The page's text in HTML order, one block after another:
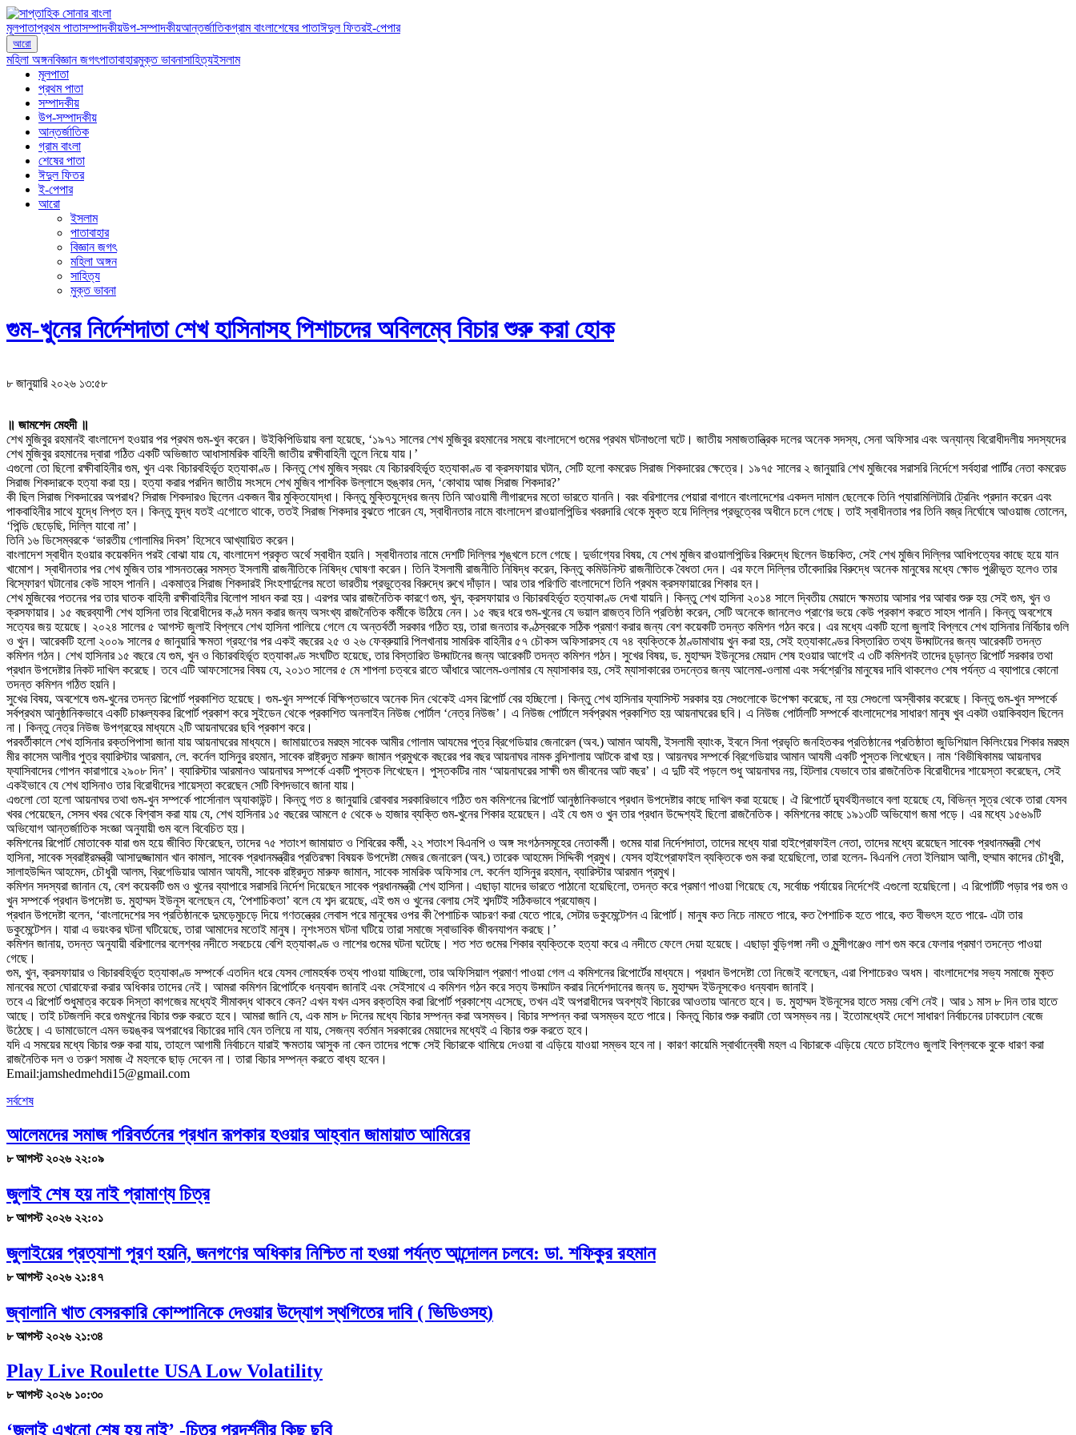
মূলপাতাপ্রথম পাতাসম্পাদকীয়উপ-সম্পাদকীয়আন্তর্জাতিকগ্রাম বাংলাশেষের পাতাঈদুল ফিতরই-পেপার
আরো
মহিলা অঙ্গনবিজ্ঞান জগৎপাতাবাহারমুক্ত ভাবনাসাহিত্যইসলাম
মূলপাতা
প্রথম পাতা
সম্পাদকীয়
উপ-সম্পাদকীয়
আন্তর্জাতিক
গ্রাম বাংলা
শেষের পাতা
ঈদুল ফিতর
ই-পেপার
আরো
ইসলাম
পাতাবাহার
বিজ্ঞান জগৎ
মহিলা অঙ্গন
সাহিত্য
মুক্ত ভাবনা
গুম-খুনের নির্দেশদাতা শেখ হাসিনাসহ পিশাচদের অবিলম্বে বিচার শুরু করা হোক
৮ জানুয়ারি ২০২৬ ১৩:৫৮
॥ জামশেদ মেহদী ॥
শেখ মুজিবুর রহমানই বাংলাদেশ হওয়ার পর প্রথম গুম-খুন করেন। উইকিপিডিয়ায় বলা হয়েছে, ‘১৯৭১ সালের শেখ মুজিবুর রহমানের সময়ে বাংলাদেশে গুমের প্রথম ঘটনাগুলো ঘটে। জাতীয় সমাজতান্ত্রিক দলের অনেক সদস্য, সেনা অফিসার এবং অন্যান্য বিরোধীদলীয় সদস্যদের
শেখ মুজিবুর রহমানের দ্বারা গঠিত একটি অভিজাত আধাসামরিক বাহিনী জাতীয় রক্ষীবাহিনী তুলে নিয়ে যায়।’
এগুলো তো ছিলো রক্ষীবাহিনীর গুম, খুন এবং বিচারবহির্ভূত হত্যাকাণ্ড। কিন্তু শেখ মুজিব স্বয়ং যে বিচারবহির্ভূত হত্যাকাণ্ড বা ক্রসফায়ার ঘটান, সেটি হলো কমরেড সিরাজ শিকদারের ক্ষেত্রে। ১৯৭৫ সালের ২ জানুয়ারি শেখ মুজিবের সরাসরি নির্দেশে সর্বহারা পার্টির নেতা কমরেড
সিরাজ শিকদারকে হত্যা করা হয়। হত্যা করার পরদিন জাতীয় সংসদে শেখ মুজিব পাশবিক উল্লাসে হুঙ্কার দেন, ‘কোথায় আজ সিরাজ শিকদার?’
কী ছিল সিরাজ শিকদারের অপরাধ? সিরাজ শিকদারও ছিলেন একজন বীর মুক্তিযোদ্ধা। কিন্তু মুক্তিযুদ্ধের জন্য তিনি আওয়ামী লীগারদের মতো ভারতে যাননি। বরং বরিশালের পেয়ারা বাগানে বাংলাদেশের একদল দামাল ছেলেকে তিনি প্যারামিলিটারি ট্রেনিং প্রদান করেন এবং
পাকবাহিনীর সাথে যুদ্ধে লিপ্ত হন। কিন্তু যুদ্ধ যতই এগোতে থাকে, ততই সিরাজ শিকদার বুঝতে পারেন যে, স্বাধীনতার নামে বাংলাদেশ রাওয়ালপিন্ডির খবরদারি থেকে মুক্ত হয়ে দিল্লির প্রভুত্বের অধীনে চলে গেছে। তাই স্বাধীনতার পর তিনি বজ্র নির্ঘোষে আওয়াজ তোলেন,
‘পিন্ডি ছেড়েছি, দিল্লি যাবো না’।
তিনি ১৬ ডিসেম্বরকে ‘ভারতীয় গোলামির দিবস’ হিসেবে আখ্যায়িত করেন।
বাংলাদেশ স্বাধীন হওয়ার কয়েকদিন পরই বোঝা যায় যে, বাংলাদেশ প্রকৃত অর্থে স্বাধীন হয়নি। স্বাধীনতার নামে দেশটি দিল্লির শৃঙ্খলে চলে গেছে। দুর্ভাগ্যের বিষয়, যে শেখ মুজিব রাওয়ালপিন্ডির বিরুদ্ধে ছিলেন উচ্চকিত, সেই শেখ মুজিব দিল্লির আধিপত্যের কাছে হয়ে যান
খামোশ। স্বাধীনতার পর শেখ মুজিব তার শাসনতন্ত্রে সমস্ত ইসলামী রাজনীতিকে নিষিদ্ধ ঘোষণা করেন। তিনি ইসলামী রাজনীতি নিষিদ্ধ করেন, কিন্তু কমিউনিস্ট রাজনীতিকে বৈধতা দেন। এর ফলে দিল্লির তাঁবেদারির বিরুদ্ধে অনেক মানুষের মধ্যে ক্ষোভ পুঞ্জীভূত হলেও তার
বিস্ফোরণ ঘটানোর কেউ সাহস পাননি। একমাত্র সিরাজ শিকদারই সিংহশার্দুলের মতো ভারতীয় প্রভুত্বের বিরুদ্ধে রুখে দাঁড়ান। আর তার পরিণতি বাংলাদেশে তিনি প্রথম ক্রসফায়ারের শিকার হন।
শেখ মুজিবের পতনের পর তার ঘাতক বাহিনী রক্ষীবাহিনীর বিলোপ সাধন করা হয়। এরপর আর রাজনৈতিক কারণে গুম, খুন, ক্রসফায়ার ও বিচারবহির্ভূত হত্যাকাণ্ড দেখা যায়নি। কিন্তু শেখ হাসিনা ২০১৪ সালে দ্বিতীয় মেয়াদে ক্ষমতায় আসার পর আবার শুরু হয় সেই গুম, খুন ও
ক্রসফায়ার। ১৫ বছরব্যাপী শেখ হাসিনা তার বিরোধীদের কণ্ঠ দমন করার জন্য অসংখ্য রাজনৈতিক কর্মীকে উঠিয়ে নেন। ১৫ বছর ধরে গুম-খুনের যে ভয়াল রাজত্ব তিনি প্রতিষ্ঠা করেন, সেটি অনেকে জানলেও প্রাণের ভয়ে কেউ প্রকাশ করতে সাহস পাননি। কিন্তু অবশেষে
সত্যের জয় হয়েছে। ২০২৪ সালের ৫ আগস্ট জুলাই বিপ্লবে শেখ হাসিনা পালিয়ে গেলে যে অন্তর্বর্তী সরকার গঠিত হয়, তারা জনতার কণ্ঠস্বরকে সঠিক প্রমাণ করার জন্য বেশ কয়েকটি তদন্ত কমিশন গঠন করে। এর মধ্যে একটি হলো জুলাই বিপ্লবে শেখ হাসিনার নির্বিচার গুলি
ও খুন। আরেকটি হলো ২০০৯ সালের ৫ জানুয়ারি ক্ষমতা গ্রহণের পর একই বছরের ২৫ ও ২৬ ফেব্রুয়ারি পিলখানায় সামরিক বাহিনীর ৫৭ চৌকস অফিসারসহ যে ৭৪ ব্যক্তিকে ঠাণ্ডামাথায় খুন করা হয়, সেই হত্যাকাণ্ডের বিস্তারিত তথ্য উদ্ঘাটনের জন্য আরেকটি তদন্ত
কমিশন গঠন। শেখ হাসিনার ১৫ বছরে যে গুম, খুন ও বিচারবহির্ভূত হত্যাকাণ্ড সংঘটিত হয়েছে, তার বিস্তারিত উদ্ঘাটনের জন্য আরেকটি তদন্ত কমিশন গঠন। সুখের বিষয়, ড. মুহাম্মদ ইউনূসের মেয়াদ শেষ হওয়ার আগেই এ ৩টি কমিশনই তাদের চূড়ান্ত রিপোর্ট সরকার তথা
প্রধান উপদেষ্টার নিকট দাখিল করেছে। তবে এটি আফসোসের বিষয় যে, ২০১৩ সালের ৫ মে শাপলা চত্বরে রাতে আঁধারে আলেম-ওলামার যে ম্যাসাকার হয়, সেই ম্যাসাকারের তদন্তের জন্য আলেমা-ওলামা এবং সর্বশ্রেণির মানুষের দাবি থাকলেও শেষ পর্যন্ত এ ব্যাপারে কোনো
তদন্ত কমিশন গঠিত হয়নি।
সুখের বিষয়, অবশেষে গুম-খুনের তদন্ত রিপোর্ট প্রকাশিত হয়েছে। গুম-খুন সম্পর্কে বিক্ষিপ্তভাবে অনেক দিন থেকেই এসব রিপোর্ট বের হচ্ছিলো। কিন্তু শেখ হাসিনার ফ্যাসিস্ট সরকার হয় সেগুলোকে উপেক্ষা করেছে, না হয় সেগুলো অস্বীকার করেছে। কিন্তু গুম-খুন সম্পর্কে
সর্বপ্রথম আনুষ্ঠানিকভাবে একটি চাঞ্চল্যকর রিপোর্ট প্রকাশ করে সুইডেন থেকে প্রকাশিত অনলাইন নিউজ পোর্টাল ‘নেত্র নিউজ’। এ নিউজ পোর্টালে সর্বপ্রথম প্রকাশিত হয় আয়নাঘরের ছবি। এ নিউজ পোর্টালটি সম্পর্কে বাংলাদেশের সাধারণ মানুষ খুব একটা ওয়াকিবহাল ছিলেন
না। কিন্তু নেত্র নিউজ উপগ্রহের মাধ্যমে ২টি আয়নাঘরের ছবি প্রকাশ করে।
পরবর্তীকালে শেখ হাসিনার রক্তপিপাসা জানা যায় আয়নাঘরের মাধ্যমে। জামায়াতের মরহুম সাবেক আমীর গোলাম আযমের পুত্র ব্রিগেডিয়ার জেনারেল (অব.) আমান আযমী, ইসলামী ব্যাংক, ইবনে সিনা প্রভৃতি জনহিতকর প্রতিষ্ঠানের প্রতিষ্ঠাতা জুডিশিয়াল কিলিংয়ের শিকার মরহুম
মীর কাসেম আলীর পুত্র ব্যারিস্টার আরমান, লে. কর্নেল হাসিনুর রহমান, সাবেক রাষ্ট্রদূত মারুফ জামান প্রমুখকে বছরের পর বছর আয়নাঘর নামক বন্দিশালায় আটকে রাখা হয়। আয়নঘর সম্পর্কে ব্রিগেডিয়ার আমান আযমী একটি পুস্তক লিখেছেন। নাম ‘বিভীষিকাময় আয়নাঘর
ফ্যাসিবাদের গোপন কারাগারে ২৯০৮ দিন’। ব্যারিস্টার আরমানও আয়নাঘর সম্পর্কে একটি পুস্তক লিখেছেন। পুস্তকটির নাম ‘আয়নাঘরের সাক্ষী গুম জীবনের আট বছর’। এ দুটি বই পড়লে শুধু আয়নাঘর নয়, হিটলার যেভাবে তার রাজনৈতিক বিরোধীদের শায়েস্তা করেছেন, সেই
একইভাবে যে শেখ হাসিনাও তার বিরোধীদের শায়েস্তা করেছেন সেটি বিশদভাবে জানা যায়।
এগুলো তো হলো আয়নাঘর তথা গুম-খুন সম্পর্কে পার্সোনাল অ্যাকাউন্ট। কিন্তু গত ৪ জানুয়ারি রোববার সরকারিভাবে গঠিত গুম কমিশনের রিপোর্ট আনুষ্ঠানিকভাবে প্রধান উপদেষ্টার কাছে দাখিল করা হয়েছে। ঐ রিপোর্টে দ্ব্যর্থহীনভাবে বলা হয়েছে যে, বিভিন্ন সূত্র থেকে তারা যেসব
খবর পেয়েছেন, সেসব খবর থেকে বিশ্বাস করা যায় যে, শেখ হাসিনার ১৫ বছরের আমলে ৫ থেকে ৬ হাজার ব্যক্তি গুম-খুনের শিকার হয়েছেন। এই যে গুম ও খুন তার প্রধান উদ্দেশ্যই ছিলো রাজনৈতিক। কমিশনের কাছে ১৯১৩টি অভিযোগ জমা পড়ে। এর মধ্যে ১৫৬৯টি
অভিযোগ আন্তর্জাতিক সংজ্ঞা অনুযায়ী গুম বলে বিবেচিত হয়।
কমিশনের রিপোর্ট মোতাবেক যারা গুম হয়ে জীবিত ফিরেছেন, তাদের ৭৫ শতাংশ জামায়াত ও শিবিরের কর্মী, ২২ শতাংশ বিএনপি ও অঙ্গ সংগঠনসমূহের নেতাকর্মী। গুমের যারা নির্দেশদাতা, তাদের মধ্যে যারা হাইপ্রোফাইল নেতা, তাদের মধ্যে রয়েছেন সাবেক প্রধানমন্ত্রী শেখ
হাসিনা, সাবেক স্বরাষ্ট্রমন্ত্রী আসাদুজ্জামান খান কামাল, সাবেক প্রধানমন্ত্রীর প্রতিরক্ষা বিষয়ক উপদেষ্টা মেজর জেনারেল (অব.) তারেক আহমেদ সিদ্দিকী প্রমুখ। যেসব হাইপ্রোফাইল ব্যক্তিকে গুম করা হয়েছিলো, তারা হলেন- বিএনপি নেতা ইলিয়াস আলী, হুম্মাম কাদের চৌধুরী,
সালাহউদ্দিন আহমেদ, চৌধুরী আলম, ব্রিগেডিয়ার আমান আযমী, সাবেক রাষ্ট্রদূত মারুফ জামান, সাবেক সামরিক অফিসার লে. কর্নেল হাসিনুর রহমান, ব্যারিস্টার আরমান প্রমুখ।
কমিশন সদস্যরা জানান যে, বেশ কয়েকটি গুম ও খুনের ব্যাপারে সরাসরি নির্দেশ দিয়েছেন সাবেক প্রধানমন্ত্রী শেখ হাসিনা। এছাড়া যাদের ভারতে পাঠানো হয়েছিলো, তদন্ত করে প্রমাণ পাওয়া গিয়েছে যে, সর্বোচ্চ পর্যায়ের নির্দেশেই এগুলো হয়েছিলো। এ রিপোর্টটি পড়ার পর গুম ও
খুন সম্পর্কে প্রধান উপদেষ্টা ড. মুহাম্মদ ইউনূস বলেছেন যে, ‘পৈশাচিকতা’ বলে যে শব্দ রয়েছে, এই গুম ও খুনের বেলায় সেই শব্দটিই সঠিকভাবে প্রযোজ্য।
প্রধান উপদেষ্টা বলেন, ‘বাংলাদেশের সব প্রতিষ্ঠানকে দুমড়েমুচড়ে দিয়ে গণতন্ত্রের লেবাস পরে মানুষের ওপর কী পৈশাচিক আচরণ করা যেতে পারে, সেটার ডকুমেন্টেশন এ রিপোর্ট। মানুষ কত নিচে নামতে পারে, কত পৈশাচিক হতে পারে, কত বীভৎস হতে পারে- এটা তার
ডকুমেন্টেশন। যারা এ ভয়ংকর ঘটনা ঘটিয়েছে, তারা আমাদের মতোই মানুষ। নৃশংসতম ঘটনা ঘটিয়ে তারা সমাজে স্বাভাবিক জীবনযাপন করছে।’
কমিশন জানায়, তদন্ত অনুযায়ী বরিশালের বলেশ্বর নদীতে সবচেয়ে বেশি হত্যাকাণ্ড ও লাশের গুমের ঘটনা ঘটেছে। শত শত গুমের শিকার ব্যক্তিকে হত্যা করে এ নদীতে ফেলে দেয়া হয়েছে। এছাড়া বুড়িগঙ্গা নদী ও মুন্সীগঞ্জেও লাশ গুম করে ফেলার প্রমাণ তদন্তে পাওয়া
গেছে।
গুম, খুন, ক্রসফায়ার ও বিচারবহির্ভূত হত্যাকাণ্ড সম্পর্কে এতদিন ধরে যেসব লোমহর্ষক তথ্য পাওয়া যাচ্ছিলো, তার অফিসিয়াল প্রমাণ পাওয়া গেল এ কমিশনের রিপোর্টের মাধ্যমে। প্রধান উপদেষ্টা তো নিজেই বলেছেন, এরা পিশাচেরও অধম। বাংলাদেশের সভ্য সমাজে মুক্ত
মানবের মতো ঘোরাফেরা করার অধিকার তাদের নেই। আমরা কমিশন রিপোর্টকে ধন্যবাদ জানাই এবং সেইসাথে এ কমিশন গঠন করে সত্য উদ্ঘাটন করার নির্দেশদানের জন্য ড. মুহাম্মদ ইউনূসকেও ধন্যবাদ জানাই।
তবে এ রিপোর্ট শুধুমাত্র কয়েক দিস্তা কাগজের মধ্যেই সীমাবদ্ধ থাকবে কেন? এখন যখন এসব রক্তহিম করা রিপোর্ট প্রকাশ্যে এসেছে, তখন এই অপরাধীদের অবশ্যই বিচারের আওতায় আনতে হবে। ড. মুহাম্মদ ইউনূসের হাতে সময় বেশি নেই। আর ১ মাস ৮ দিন তার হাতে
আছে। তাই চটজলদি করে গুমখুনের বিচার শুরু করতে হবে। আমরা জানি যে, এক মাস ৮ দিনের মধ্যে বিচার সম্পন্ন করা অসম্ভব। বিচার সম্পন্ন করা অসম্ভব হতে পারে। কিন্তু বিচার শুরু করাটা তো অসম্ভব নয়। ইতোমধ্যেই দেশে সাধারণ নির্বাচনের ঢাকঢোল বেজে
উঠেছে। এ ডামাডোলে এমন ভয়ঙ্কর অপরাধের বিচারের দাবি যেন তলিয়ে না যায়, সেজন্য বর্তমান সরকারের মেয়াদের মধ্যেই এ বিচার শুরু করতে হবে।
যদি এ সময়ের মধ্যে বিচার শুরু করা যায়, তাহলে আগামী নির্বাচনে যারাই ক্ষমতায় আসুক না কেন তাদের পক্ষে সেই বিচারকে থামিয়ে দেওয়া বা এড়িয়ে যাওয়া সম্ভব হবে না। কারণ কায়েমি স্বার্থান্বেষী মহল এ বিচারকে এড়িয়ে যেতে চাইলেও জুলাই বিপ্লবকে বুকে ধারণ করা
রাজনৈতিক দল ও তরুণ সমাজ ঐ মহলকে ছাড় দেবেন না। তারা বিচার সম্পন্ন করতে বাধ্য হবেন।
Email:jamshedmehdi15@gmail.com
সর্বশেষ
আলেমদের সমাজ পরিবর্তনের প্রধান রূপকার হওয়ার আহ্বান জামায়াত আমিরের
৮ আগস্ট ২০২৬ ২২:০৯
জুলাই শেষ হয় নাই প্রামাণ্য চিত্র
৮ আগস্ট ২০২৬ ২২:০১
জুলাইয়ের প্রত্যাশা পূরণ হয়নি, জনগণের অধিকার নিশ্চিত না হওয়া পর্যন্ত আন্দোলন চলবে: ডা. শফিকুর রহমান
৮ আগস্ট ২০২৬ ২১:৪৭
জ্বালানি খাত বেসরকারি কোম্পানিকে দেওয়ার উদ্যোগ স্থগিতের দাবি ( ভিডিওসহ)
৮ আগস্ট ২০২৬ ২১:৩৪
Play Live Roulette USA Low Volatility
৮ আগস্ট ২০২৬ ১০:৩০
‘জুলাই এখনো শেষ হয় নাই’ -চিত্র প্রদর্শনীর কিছু ছবি